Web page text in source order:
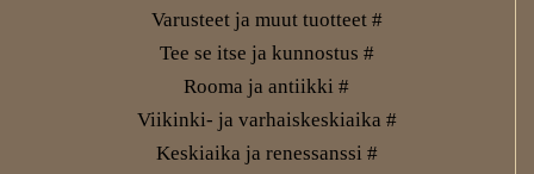
Varusteet ja muut tuotteet #
Tee se itse ja kunnostus #
Rooma ja antiikki #
Viikinki- ja varhaiskeskiaika #
Keskiaika ja renessanssi #